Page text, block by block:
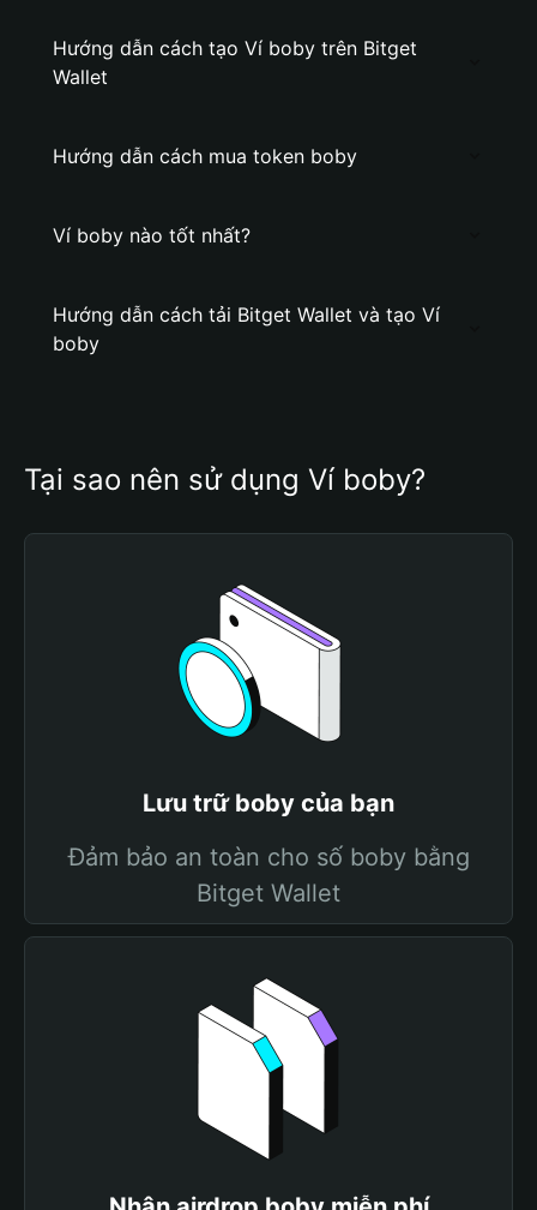
Hướng dẫn cách tạo Ví boby trên Bitget
Wallet
Hướng dẫn cách mua token boby
Ví boby nào tốt nhất?
Hướng dẫn cách tải Bitget Wallet và tạo Ví
boby
Tại sao nên sử dụng Ví boby?
Lưu trữ boby của bạn
Đảm bảo an toàn cho số boby bằng
Bitget Wallet